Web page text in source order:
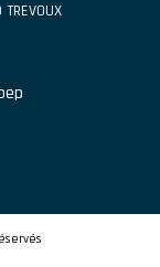
TREVOUX